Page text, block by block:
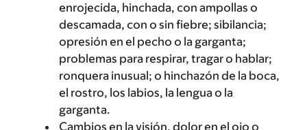
enrojecida, hinchada, con ampollas o
descamada, con o sin fiebre; sibilancia;
opresión en el pecho o la garganta;
problemas para respirar, tragar o hablar;
ronquera inusual; o hinchazón de la boca,
el rostro, los labios, la lengua o la
garganta.
Cambios en la visión, dolor en el ojo o